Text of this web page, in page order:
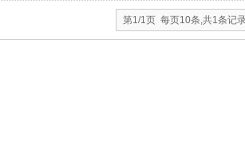
第1/1页 每页10条,共1条记